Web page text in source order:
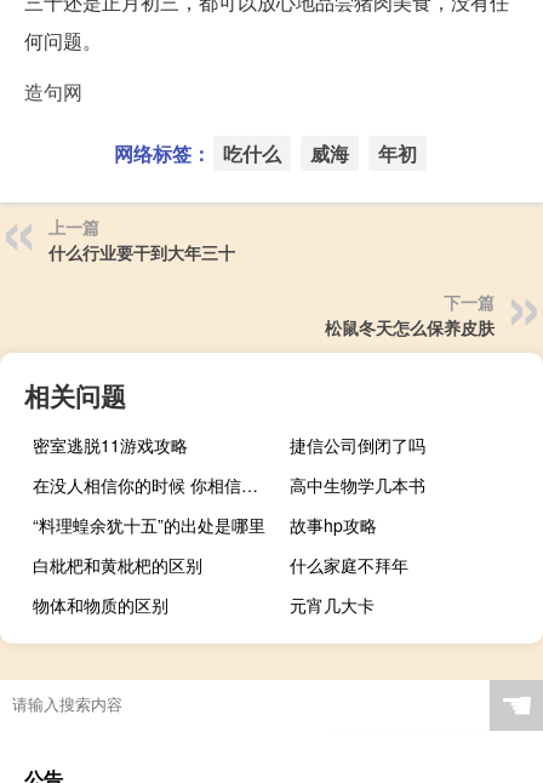
何问题。
造句网
网络标签： 吃什么 威海 年初
上一篇
什么行业要干到大年三十
下一篇
松鼠冬天怎么保养皮肤
相关问题
密室逃脱11游戏攻略
捷信公司倒闭了吗
在没人相信你的时候 你相信了自己什么梗
高中生物学几本书
“料理蝗余犹十五”的出处是哪里
故事hp攻略
白枇杷和黄枇杷的区别
什么家庭不拜年
物体和物质的区别
元宵几大卡
☚